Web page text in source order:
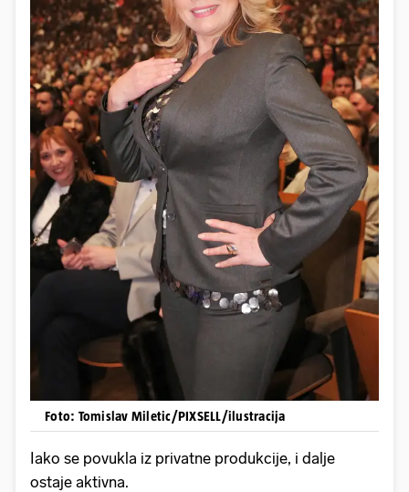
Foto: Tomislav Miletic/PIXSELL/ilustracija
Iako se povukla iz privatne produkcije, i dalje
ostaje aktivna.